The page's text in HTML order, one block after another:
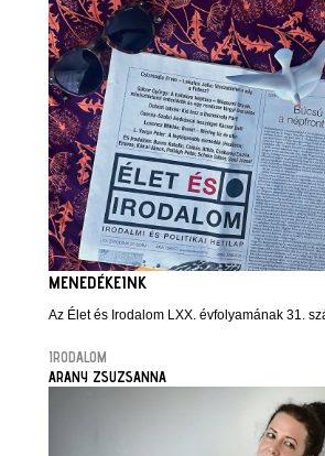
MENEDÉKEINK
Az Élet és Irodalom LXX. évfolyamának 31.
IRODALOM
ARANY ZSUZSANNA